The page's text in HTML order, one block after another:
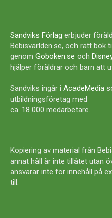
Sandviks Förlag erbjuder
Bebisvärlden.se, och rätt bok
genom Goboken.se och
hjälper föräldrar och barn att
Sandviks ingår i AcadeMedia
utbildningsföretag med
ca. 18 000 medarbetare.
Kopiering av material från
annat håll är inte tillåtet utan
ansvarar inte för innehåll på
till.